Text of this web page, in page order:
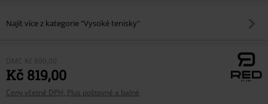
Najít více z kategorie "Vysoké tenisky"
DMC Kč 899,00
Kč 819,00
Ceny včetně DPH, Plus poštovné a balné